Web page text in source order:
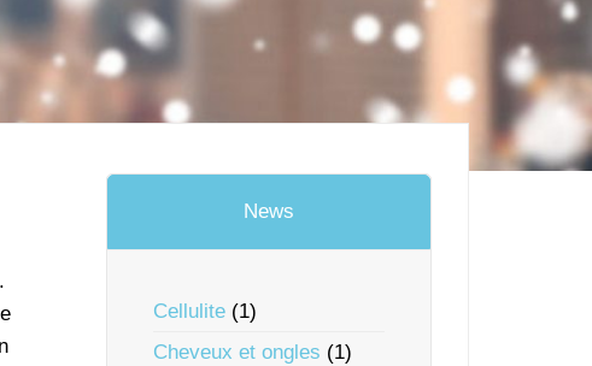
News
Cellulite (1)
Cheveux et ongles (1)